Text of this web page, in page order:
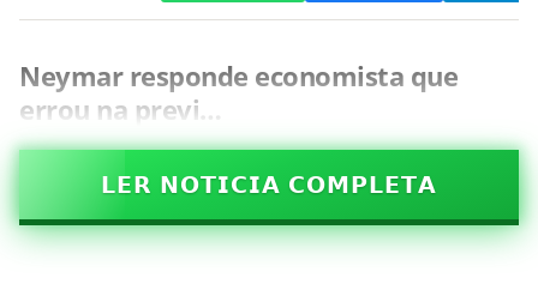
Neymar responde economista que
errou na previ…
𝗟𝗘𝗥 𝗡𝗢𝗧𝗜𝗖𝗜𝗔 𝗖𝗢𝗠𝗣𝗟𝗘𝗧𝗔